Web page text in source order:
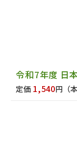
令和7年度 日
定価 1,540円 （